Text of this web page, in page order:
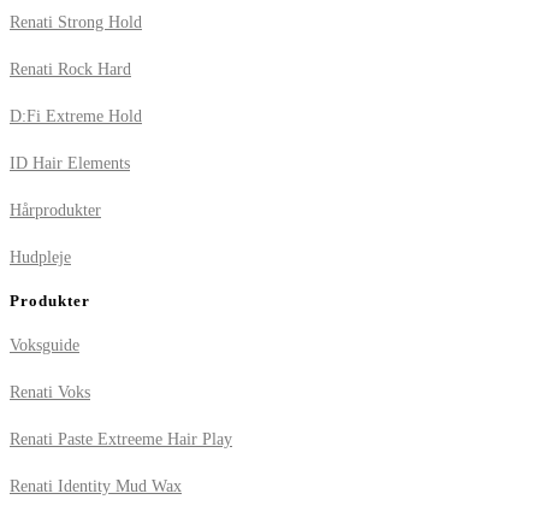
Renati Strong Hold
Renati Rock Hard
D:Fi Extreme Hold
ID Hair Elements
Hårprodukter
Hudpleje
Produkter
Voksguide
Renati Voks
Renati Paste Extreeme Hair Play
Renati Identity Mud Wax